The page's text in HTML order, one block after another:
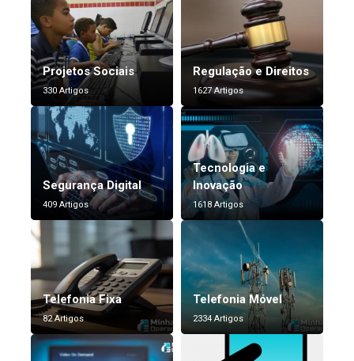
Projetos Sociais
330 Artigos
Regulação e Direitos
1627 Artigos
Segurança Digital
409 Artigos
Tecnologia e
Inovação
1618 Artigos
Telefonia Fixa
82 Artigos
Telefonia Móvel
2334 Artigos